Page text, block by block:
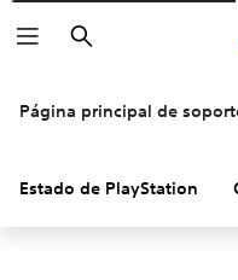
Buscar
Página principal de
Estado de PlayStation